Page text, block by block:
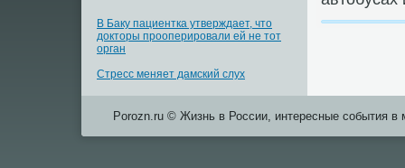
В Баку пациентка утверждает, что
докторы прооперировали ей не тот
орган
Стресс меняет дамский слух
Porozn.ru © Жизнь в России, интересные события в